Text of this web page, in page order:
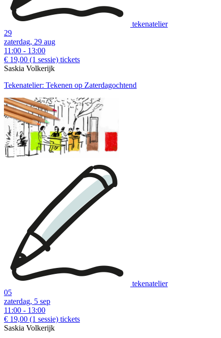
tekenatelier
29
zaterdag, 29 aug
11:00 - 13:00
€ 19,00 (1 sessie) tickets
Saskia Volkerijk
Tekenatelier: Tekenen op Zaterdagochtend
tekenatelier
05
zaterdag, 5 sep
11:00 - 13:00
€ 19,00 (1 sessie) tickets
Saskia Volkerijk